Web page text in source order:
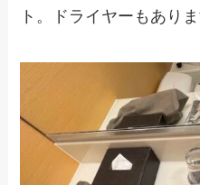
ト。ドライヤーもあり